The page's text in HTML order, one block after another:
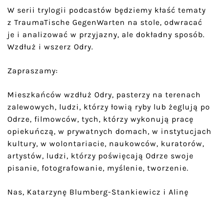
W serii trylogii podcastów będziemy kłaść tematy
z TraumaTische GegenWarten na stole, odwracać
je i analizować w przyjazny, ale dokładny sposób.
Wzdłuż i wszerz Odry.
Zapraszamy:
Mieszkańców wzdłuż Odry, pasterzy na terenach
zalewowych, ludzi, którzy łowią ryby lub żeglują po
Odrze, filmowców, tych, którzy wykonują pracę
opiekuńczą, w prywatnych domach, w instytucjach
kultury, w wolontariacie, naukowców, kuratorów,
artystów, ludzi, którzy poświęcają Odrze swoje
pisanie, fotografowanie, myślenie, tworzenie.
Nas, Katarzynę Blumberg-Stankiewicz i Alinę